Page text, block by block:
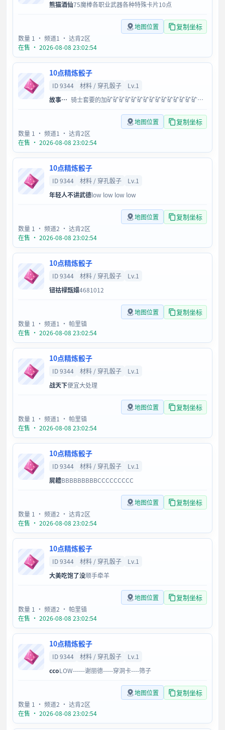
熊猫酒仙75魔棒各职业武器各种特殊卡片10点
地图位置 复制坐标
数量 1 · 频道1 · 达肯2区
在售 · 2026-08-08 23:02:54
10点精炼骰子
ID 9344 材料 / 穿孔骰子
Lv.1
故事语你
骑士套要的加矿矿矿矿矿矿矿矿矿矿矿矿矿矿矿矿矿++++
地图位置 复制坐标
数量 1 · 频道1 · 达肯2区
在售 · 2026-08-08 23:02:54
10点精炼骰子
ID 9344 材料 / 穿孔骰子
Lv.1
年轻人不讲武德low low low low
地图位置 复制坐标
数量 1 · 频道2 · 达肯2区
在售 · 2026-08-08 23:02:54
10点精炼骰子
ID 9344 材料 / 穿孔骰子
Lv.1
钮祜禄甄嬛4681012
地图位置 复制坐标
数量 1 · 频道1 · 帕里镇
在售 · 2026-08-08 23:02:54
10点精炼骰子
ID 9344 材料 / 穿孔骰子
Lv.1
战天下便宜大处理
地图位置 复制坐标
数量 1 · 频道1 · 帕里镇
在售 · 2026-08-08 23:02:54
10点精炼骰子
ID 9344 材料 / 穿孔骰子
Lv.1
屍軆BBBBBBBBBCCCCCCCCC
地图位置 复制坐标
数量 1 · 频道2 · 达肯2区
在售 · 2026-08-08 23:02:54
10点精炼骰子
ID 9344 材料 / 穿孔骰子
Lv.1
大美吃饱了没顺手牵羊
地图位置 复制坐标
数量 1 · 频道2 · 帕里镇
在售 · 2026-08-08 23:02:54
10点精炼骰子
ID 9344 材料 / 穿孔骰子
Lv.1
ccoLOW------谢丽德-----穿洞卡----筛子
地图位置 复制坐标
数量 1 · 频道2 · 达肯2区
在售 · 2026-08-08 23:02:54